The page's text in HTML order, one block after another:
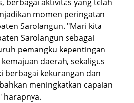
berbagai aktivitas yang telah
momen peringatan
Sarolangun. "Mari kita
Sarolangun sebagai
pemangku kepentingan
daerah, sekaligus
berbagai kekurangan dan
meningkatkan capaian
harapnya.